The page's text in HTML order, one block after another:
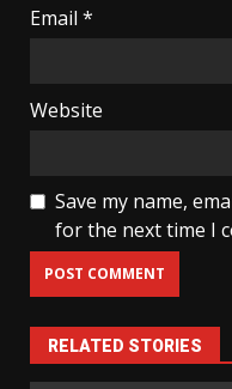
Email *
Website
Save my name,
for the next time I
RELATED STORIES